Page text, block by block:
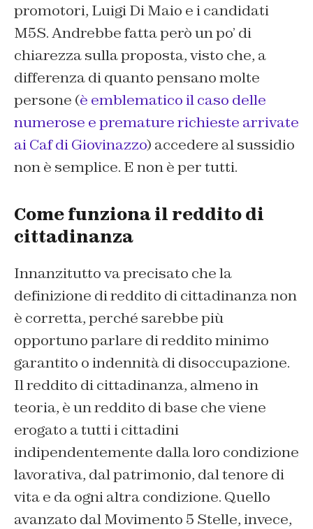
promotori, Luigi Di Maio e i candidati
M5S. Andrebbe fatta però un po’ di
chiarezza sulla proposta, visto che, a
differenza di quanto pensano molte
persone (è emblematico il caso delle
numerose e premature richieste arrivate
ai Caf di Giovinazzo) accedere al sussidio
non è semplice. E non è per tutti.
Come funziona il reddito di
cittadinanza
Innanzitutto va precisato che la
definizione di reddito di cittadinanza non
è corretta, perché sarebbe più
opportuno parlare di reddito minimo
garantito o indennità di disoccupazione.
Il reddito di cittadinanza, almeno in
teoria, è un reddito di base che viene
erogato a tutti i cittadini
indipendentemente dalla loro condizione
lavorativa, dal patrimonio, dal tenore di
vita e da ogni altra condizione. Quello
avanzato dal Movimento 5 Stelle, invece,